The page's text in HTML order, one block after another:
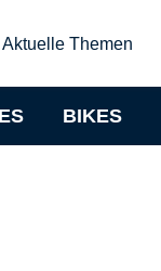
Aktuelle Themen
BIKES